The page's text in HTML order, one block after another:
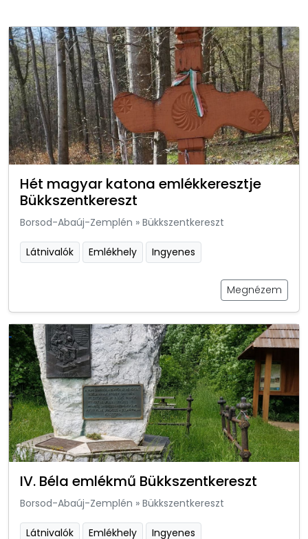
Hét magyar katona emlékkeresztje
Bükkszentkereszt
Borsod-Abaúj-Zemplén » Bükkszentkereszt
Látnivalók Emlékhely Ingyenes
Megnézem
IV. Béla emlékmű Bükkszentkereszt
Borsod-Abaúj-Zemplén » Bükkszentkereszt
Látnivalók Emlékhely Ingyenes